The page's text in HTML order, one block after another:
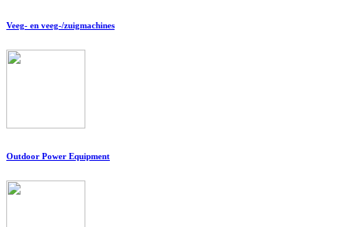
Veeg- en veeg-/zuigmachines
Outdoor Power Equipment